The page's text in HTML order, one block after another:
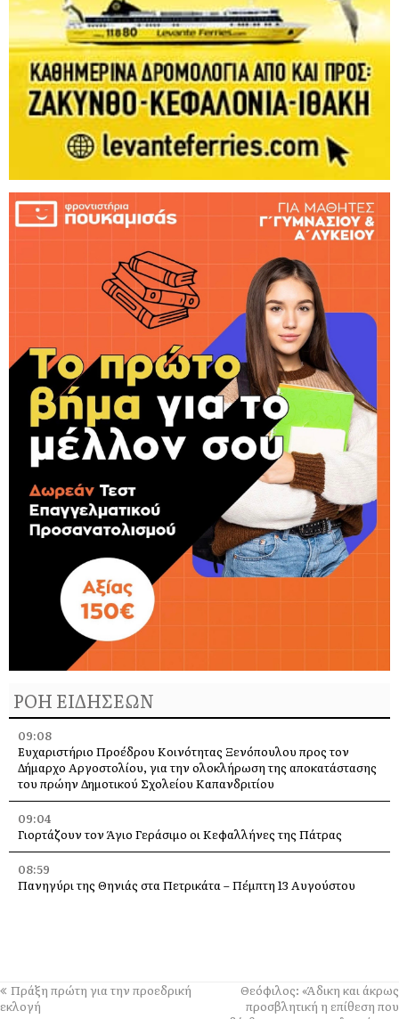
ΡΟΗ ΕΙΔΗΣΕΩΝ
09:08
Ευχαριστήριο Προέδρου Κοινότητας Ξενόπουλου προς τον
Δήμαρχο Αργοστολίου, για την ολοκλήρωση της αποκατάστασης
του πρώην Δημοτικού Σχολείου Καπανδριτίου
09:04
Γιορτάζουν τον Άγιο Γεράσιμο οι Κεφαλλήνες της Πάτρας
08:59
Πανηγύρι της Θηνιάς στα Πετρικάτα – Πέμπτη 13 Αυγούστου
08:53
Πράξη πρώτη για την προεδρική
εκλογή
Θεόφιλος: «Άδικη και άκρως
προσβλητική η επίθεση που